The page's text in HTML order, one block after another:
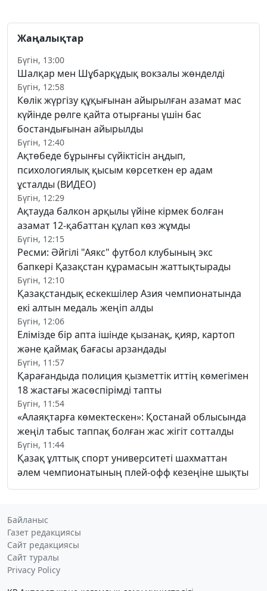
Жаңалықтар
Бүгін, 13:00
Шалқар мен Шұбарқұдық вокзалы жөнделді
Бүгін, 12:58
Көлік жүргізу құқығынан айырылған азамат мас
күйінде рөлге қайта отырғаны үшін бас
бостандығынан айырылды
Бүгін, 12:40
Ақтөбеде бұрынғы сүйіктісін аңдып,
психологиялық қысым көрсеткен ер адам
ұсталды (ВИДЕО)
Бүгін, 12:29
Ақтауда балкон арқылы үйіне кірмек болған
азамат 12-қабаттан құлап көз жұмды
Бүгін, 12:15
Ресми: Әйгілі "Аякс" футбол клубының экс
бапкері Қазақстан құрамасын жаттықтырады
Бүгін, 12:10
Қазақстандық ескекшілер Азия чемпионатында
екі алтын медаль жеңіп алды
Бүгін, 12:06
Елімізде бір апта ішінде қызанақ, қияр, картоп
және қаймақ бағасы арзандады
Бүгін, 11:57
Қарағандыда полиция қызметтік иттің көмегімен
18 жастағы жасөспірімді тапты
Бүгін, 11:54
«Алаяқтарға көмектескен»: Қостанай облысында
жеңіл табыс таппақ болған жас жігіт сотталды
Бүгін, 11:44
Қазақ ұлттық спорт университеті шахматтан
әлем чемпионатының плей-офф кезеңіне шықты
Байланыс
Газет редакциясы
Сайт редакциясы
Сайт туралы
Privacy Policy